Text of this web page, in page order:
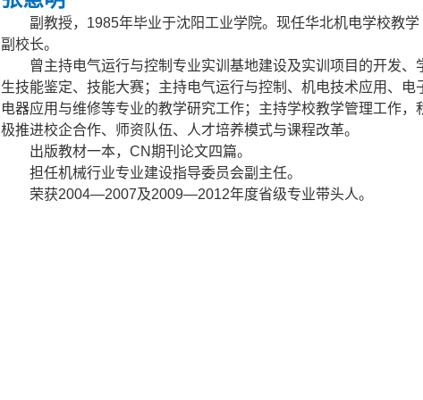
副教授，1985年毕业于沈阳工业学院。现任华北机电学校教学
副校长。
曾主持电气运行与控制专业实训基地建设及实训项目的开发、
生技能鉴定、技能大赛；主持电气运行与控制、机电技术应用、电
电器应用与维修等专业的教学研究工作；主持学校教学管理工作，
极推进校企合作、师资队伍、人才培养模式与课程改革。
出版教材一本，CN期刊论文四篇。
担任机械行业专业建设指导委员会副主任。
荣获2004—2007及2009—2012年度省级专业带头人。